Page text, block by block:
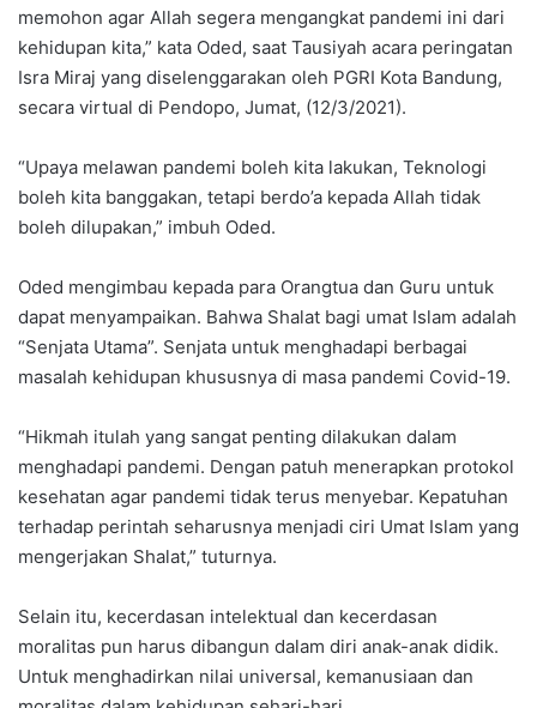
memohon agar Allah segera mengangkat pandemi ini dari
kehidupan kita,” kata Oded, saat Tausiyah acara peringatan
Isra Miraj yang diselenggarakan oleh PGRI Kota Bandung,
secara virtual di Pendopo, Jumat, (12/3/2021).
“Upaya melawan pandemi boleh kita lakukan, Teknologi
boleh kita banggakan, tetapi berdo’a kepada Allah tidak
boleh dilupakan,” imbuh Oded.
Oded mengimbau kepada para Orangtua dan Guru untuk
dapat menyampaikan. Bahwa Shalat bagi umat Islam adalah
“Senjata Utama”. Senjata untuk menghadapi berbagai
masalah kehidupan khususnya di masa pandemi Covid-19.
“Hikmah itulah yang sangat penting dilakukan dalam
menghadapi pandemi. Dengan patuh menerapkan protokol
kesehatan agar pandemi tidak terus menyebar. Kepatuhan
terhadap perintah seharusnya menjadi ciri Umat Islam yang
mengerjakan Shalat,” tuturnya.
Selain itu, kecerdasan intelektual dan kecerdasan
moralitas pun harus dibangun dalam diri anak-anak didik.
Untuk menghadirkan nilai universal, kemanusiaan dan